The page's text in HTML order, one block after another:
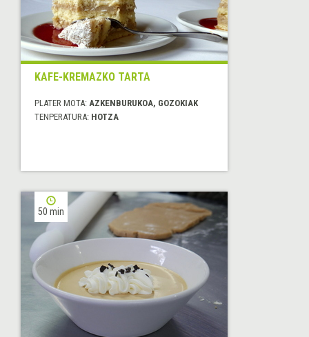
KAFE-KREMAZKO TARTA
PLATER MOTA: AZKENBURUKOA, GOZOKIAK
TENPERATURA: HOTZA
50 min